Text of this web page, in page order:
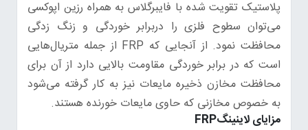
پلاستیک تقویت شده با فایبرگلاس به همراه رزین اپوکسی
می‌توان سطوح فلزی را دربرابر خوردگی و زنگ زدگی
محافظت نمود. از آنجایی که FRP از جمله متریال‌هایی
است که در برابر خوردگی مقاومت بالایی دارد از آن برای
محافظت مخازن ذخیره مایعات نیز به کار گرفته می‌شود
به خصوص مخازنی که حاوی مایعات خورنده هستند.
مزایای لاینینگFRP